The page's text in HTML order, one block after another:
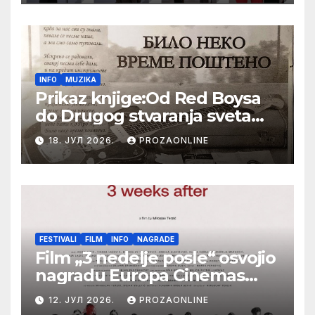
Festival evropskog filma Palić
INFO MUZIKA
Prikaz knjige:Od Red Boysa
do Drugog stvaranja sveta
(bilo neko vreme pošteno)
(autor- Zlatomira Sremca,
Botoš 2022. godine,
samizdat)
18. ЈУЛ 2026. PROZAONLINE
FESTIVALI FILM INFO NAGRADE
Film „3 nedelje posle“ osvojio
nagradu Europa Cinemas
Label na Filmskom festivalu
u Karlovim Varima
12. ЈУЛ 2026. PROZAONLINE